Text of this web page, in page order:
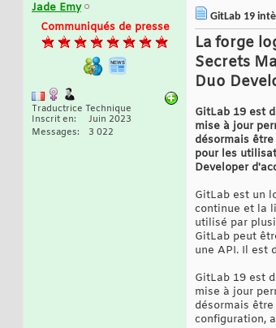
Jade Emy
Communiqués de presse
Traductrice Technique
Inscrit en
Juin 2023
Messages
3 022
GitLab 19
La forge
Secrets
Duo
GitLab 19 est
mise à jour
désormais
pour les
Developer
GitLab est un
continue et la
utilisé par
GitLab peut
une API. Il est
GitLab 19 est
mise à jour
désormais
configuration,